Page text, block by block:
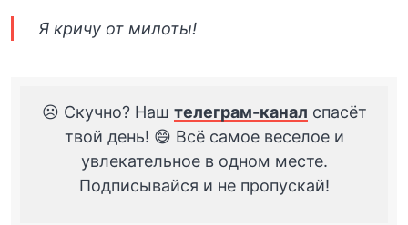
Я кричу от милоты!
☹️ Скучно? Наш телеграм-канал спасёт
твой день! 😄 Всё самое веселое и
увлекательное в одном месте.
Подписывайся и не пропускай!